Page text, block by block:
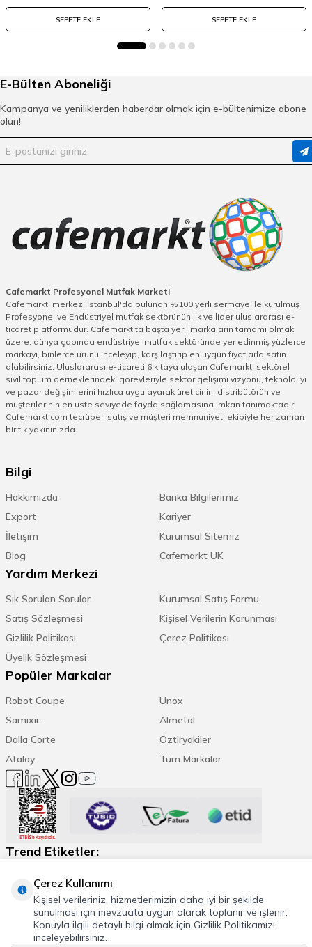
SEPETE EKLE SEPETE EKLE
E-Bülten Aboneliği
Kampanya ve yeniliklerden haberdar olmak için e-bültenimize abone
olun!
Cafemarkt Profesyonel Mutfak Marketi
Cafemarkt, merkezi İstanbul'da bulunan %100 yerli sermaye ile kurulmuş
Profesyonel ve Endüstriyel mutfak sektörünün ilk ve lider uluslararası e-
ticaret platformudur. Cafemarkt'ta başta yerli markaların tamamı olmak
üzere, dünya çapında endüstriyel mutfak sektöründe yer edinmiş yüzlerce
markayı, binlerce ürünü inceleyip, karşılaştırıp en uygun fiyatlarla satın
alabilirsiniz. Uluslararası e-ticareti 6 kıtaya ulaşan Cafemarkt, sektörel
sivil toplum derneklerindeki görevleriyle sektör gelişimi vizyonu, teknolojiyi
ve pazar değişimlerini hızlıca uygulayarak üreticinin, distribütörün ve
müşterilerinin en üste seviyede fayda sağlamasına imkan tanımaktadır.
Cafemarkt.com tecrübeli satış ve müşteri memnuniyeti ekibiyle her zaman
bir tık yakınınızda.
Bilgi
Hakkımızda
Banka Bilgilerimiz
Export
Kariyer
İletişim
Kurumsal Sitemiz
Blog
Cafemarkt UK
Yardım Merkezi
Sık Sorulan Sorular
Kurumsal Satış Formu
Satış Sözleşmesi
Kişisel Verilerin Korunması
Gizlilik Politikası
Çerez Politikası
Üyelik Sözleşmesi
Popüler Markalar
Robot Coupe
Unox
Samixir
Almetal
Dalla Corte
Öztiryakiler
Atalay
Tüm Markalar
Trend Etiketler:
Espresso Makinesi Kahve Öğütücü
Çerez Kullanımı
Kişisel verileriniz, hizmetlerimizin daha iyi bir şekilde
sunulması için mevzuata uygun olarak toplanır ve işlenir.
Konuyla ilgili detaylı bilgi almak için Gizlilik Politikamızı
inceleyebilirsiniz.